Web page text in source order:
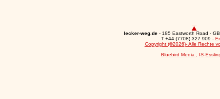
lecker-weg.de - 185 Eastworth Road -
T +44 (7708) 327 909 -
Copyright (©2026)- Alle Rechte
Bluebird Media
IS-